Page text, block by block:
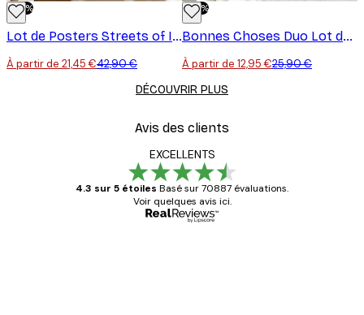
-50%
Lot de Posters Streets of Italy
À partir de 21,45 €42,90 €
-50%
Bonnes Choses Duo Lot de Posters
À partir de 12,95 €25,90 €
DÉCOUVRIR PLUS
Avis des clients
EXCELLENTS
4.3 sur 5 étoiles Basé sur 70887 évaluations.
Voir quelques avis ici.